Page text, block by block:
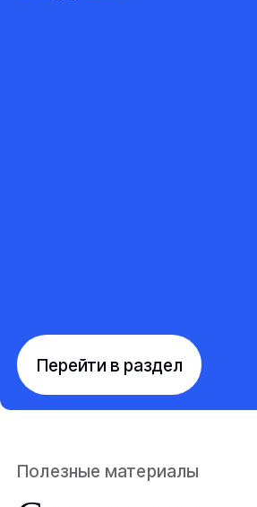
Перейти в раздел
Полезные материалы